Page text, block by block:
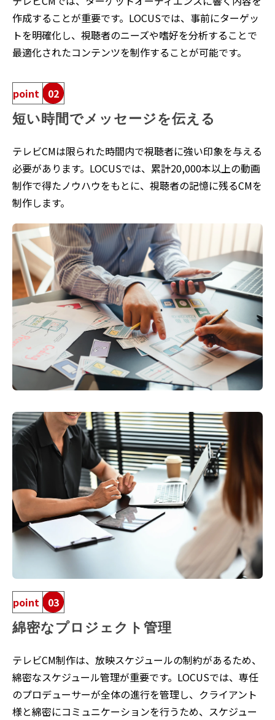
作成することが重要です。LOCUSでは、事前にターゲッ
トを明確化し、視聴者のニーズや嗜好を分析することで
最適化されたコンテンツを制作することが可能です。
point 02
短い時間でメッセージを伝える
テレビCMは限られた時間内で視聴者に強い印象を与える
必要があります。LOCUSでは、累計20,000本以上の動画
制作で得たノウハウをもとに、視聴者の記憶に残るCMを
制作します。
point 03
綿密なプロジェクト管理
テレビCM制作は、放映スケジュールの制約があるため、
綿密なスケジュール管理が重要です。LOCUSでは、専任
のプロデューサーが全体の進行を管理し、クライアント
様と綿密にコミュニケーションを行うため、スケジュー